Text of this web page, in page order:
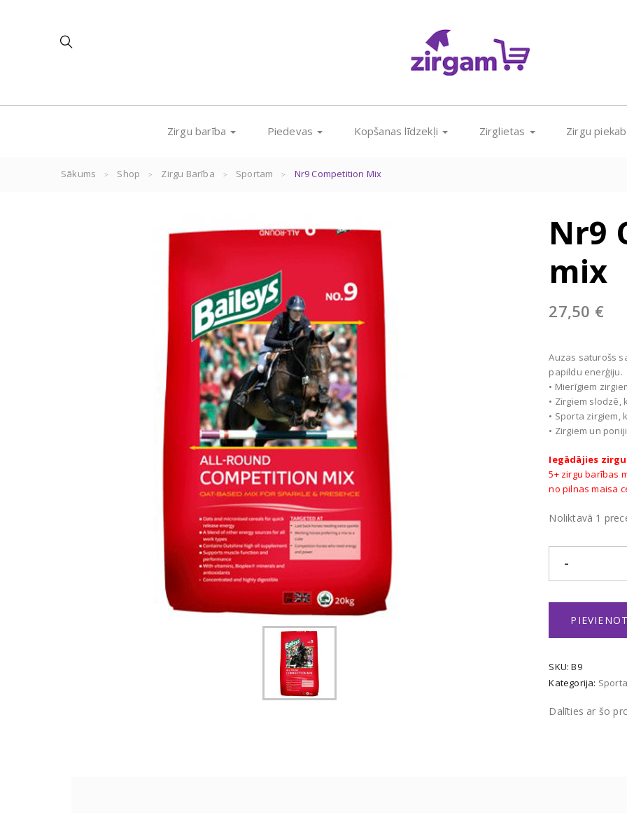
Zirgu barība Piedevas Kopšanas līdzekļi Zirglietas Zirgu
Sākums Shop Zirgu Barība Sportam Nr9 Competition Mix
Nr9
mix
27,50 €
Auzas saturošs
papildu enerģiju.
• Mierīgiem
• Zirgiem
• Sporta zirgiem,
• Zirgiem un
Iegādājies
5+ zirgu barības
no pilnas maisa
Noliktavā 1
SKU:B9
Kategorija:
Dalīties ar šo